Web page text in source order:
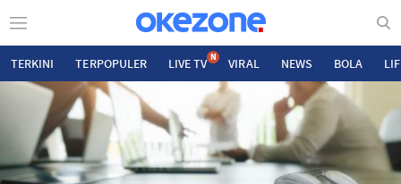
TERKINI TERPOPULER LIVE TV N VIRAL NEWS BOLA